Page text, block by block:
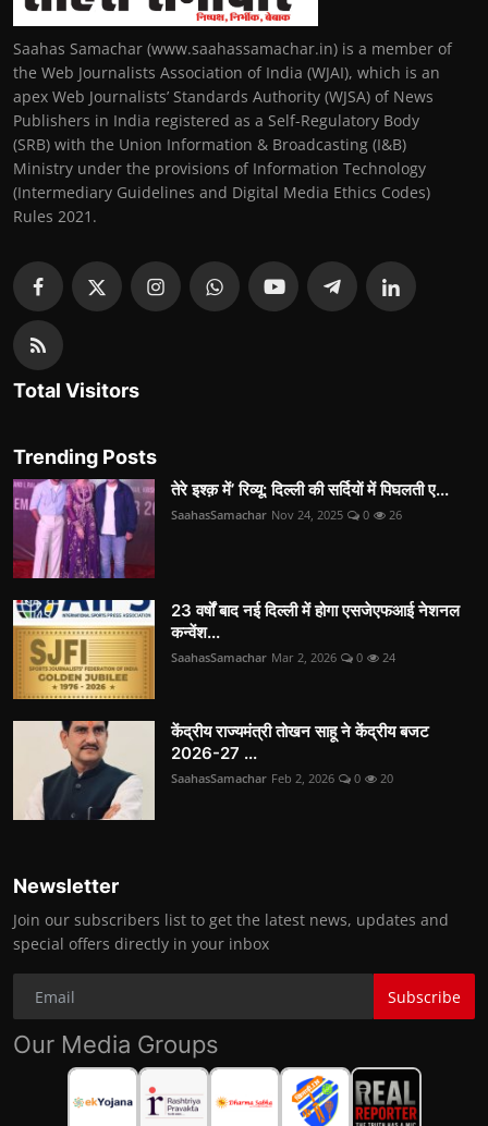
Saahas Samachar (www.saahassamachar.in) is a member of
the Web Journalists Association of India (WJAI), which is an
apex Web Journalists’ Standards Authority (WJSA) of News
Publishers in India registered as a Self-Regulatory Body
(SRB) with the Union Information & Broadcasting (I&B)
Ministry under the provisions of Information Technology
(Intermediary Guidelines and Digital Media Ethics Codes)
Rules 2021.
Total Visitors
Trending Posts
तेरे इश्क़ में’ रिव्यू: दिल्ली की सर्दियों में पिघलती ए...
SaahasSamachar Nov 24, 2025 0 26
23 वर्षों बाद नई दिल्ली में होगा एसजेएफआई नेशनल
कन्वेंश...
SaahasSamachar Mar 2, 2026 0 24
केंद्रीय राज्यमंत्री तोखन साहू ने केंद्रीय बजट
2026-27 ...
SaahasSamachar Feb 2, 2026 0 20
Newsletter
Join our subscribers list to get the latest news, updates and
special offers directly in your inbox
Subscribe
Our Media Groups